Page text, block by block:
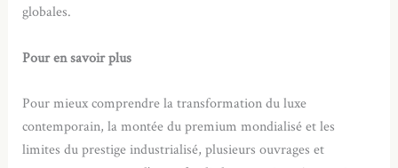
globales.
Pour en savoir plus
Pour mieux comprendre la transformation du luxe
contemporain, la montée du premium mondialisé et les
limites du prestige industrialisé, plusieurs ouvrages et